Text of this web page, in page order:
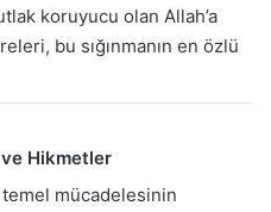
koruyucu olan Allah’a
bu sığınmanın en özlü
Hikmetler
mücadelesinin